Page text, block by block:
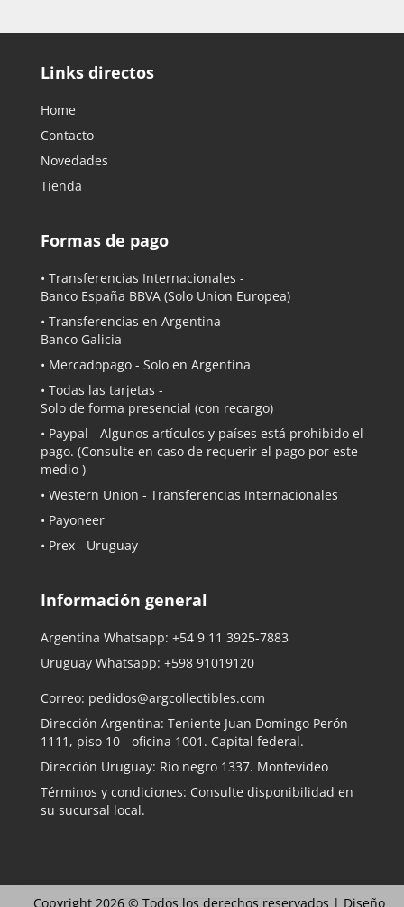
Links directos
Home
Contacto
Novedades
Tienda
Formas de pago
• Transferencias Internacionales -
Banco España BBVA (Solo Union Europea)
• Transferencias en Argentina -
Banco Galicia
• Mercadopago - Solo en Argentina
• Todas las tarjetas -
Solo de forma presencial (con recargo)
• Paypal - Algunos artículos y países está prohibido el
pago. (Consulte en caso de requerir el pago por este
medio )
• Western Union - Transferencias Internacionales
• Payoneer
• Prex - Uruguay
Información general
Argentina Whatsapp: +54 9 11 3925-7883
Uruguay Whatsapp: +598 91019120
Correo: pedidos@argcollectibles.com
Dirección Argentina: Teniente Juan Domingo Perón
1111, piso 10 - oficina 1001. Capital federal.
Dirección Uruguay: Rio negro 1337. Montevideo
Términos y condiciones: Consulte disponibilidad en
su sucursal local.
Copyright 2026 © Todos los derechos reservados | Diseño